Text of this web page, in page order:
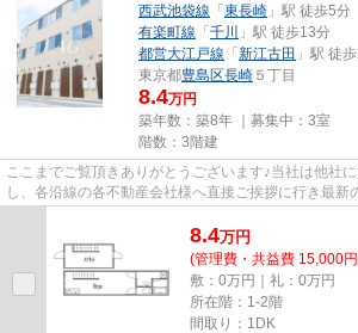
西武池袋線 「 東長崎 」駅 徒歩5分
有楽町線 「 千川
」駅 徒歩13分
都営大江戸線 「 新江古田 」駅 徒
東京都豊島区長崎 ５丁目
8.4万円
築年数：築8年 ｜募集中： 3室
階数：3階建
ここまでご覧頂きありがとうございます♪当社は他社
し、各沿線の各不動産会社様へ直接ご挨拶に行き最新
8.4万円
(管理費・共益費 15,000
敷：0万円｜礼：0万円
所在階：1-2階
間取り：1DK